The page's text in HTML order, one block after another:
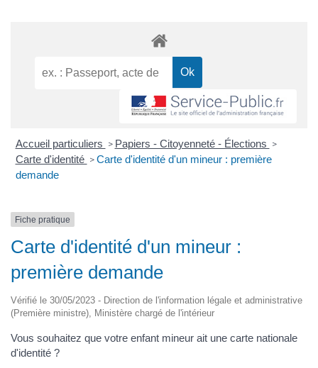
Accueil particuliers > Papiers - Citoyenneté - Élections >
Carte d'identité > Carte d'identité d'un mineur : première
demande
Fiche pratique
Carte d'identité d'un mineur :
première demande
Vérifié le 30/05/2023 - Direction de l'information légale et administrative
(Première ministre), Ministère chargé de l'intérieur
Vous souhaitez que votre enfant mineur ait une carte nationale
d'identité ?